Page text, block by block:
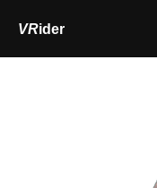
VRider